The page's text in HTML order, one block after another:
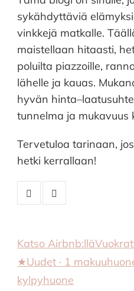
sykähdyttäviä
vinkkejä matkalle.
maistellaan hitaasti,
poluilta piazzoille,
lähelle ja kauas.
hyvän
tunnelma ja mukavuus
Tervetuloa tarinaan,
hetki kerrallaan!
Katso Airbnb:llä
★Uudet · 1
kylpyhuone